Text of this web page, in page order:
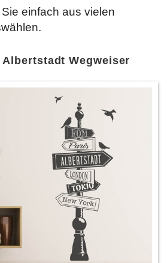
einfach aus vielen
Albertstadt Wegweiser